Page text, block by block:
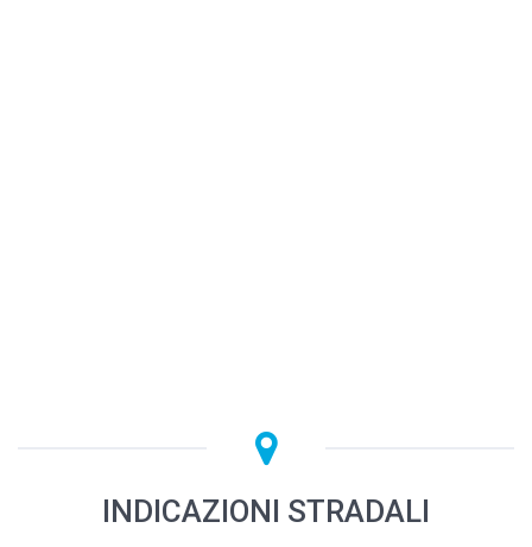
INDICAZIONI STRADALI